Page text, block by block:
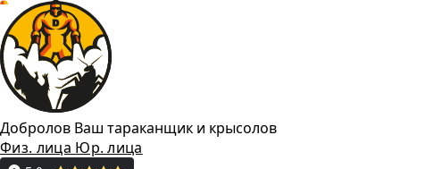
Добролов Ваш тараканщик и крысолов
Физ. лица Юр. лица